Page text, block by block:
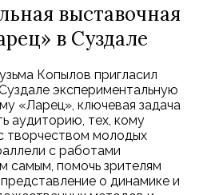
выставочная
в Суздале
Копылов пригласил
экспериментальную
«Ларец», ключевая задача
аудиторию, тех, кому
творчеством молодых
с работами
самым, помочь зрителям
о динамике и